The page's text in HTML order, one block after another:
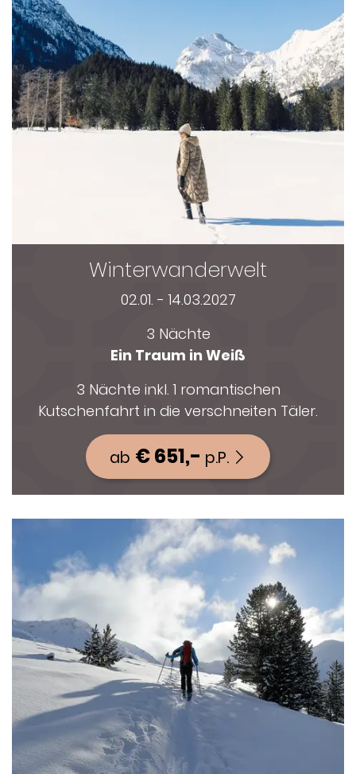
Winterwanderwelt
02.01. - 14.03.2027
3 Nächte
Ein Traum in Weiß
3 Nächte inkl. 1 romantischen
Kutschenfahrt in die verschneiten Täler.
ab € 651,- p.P.